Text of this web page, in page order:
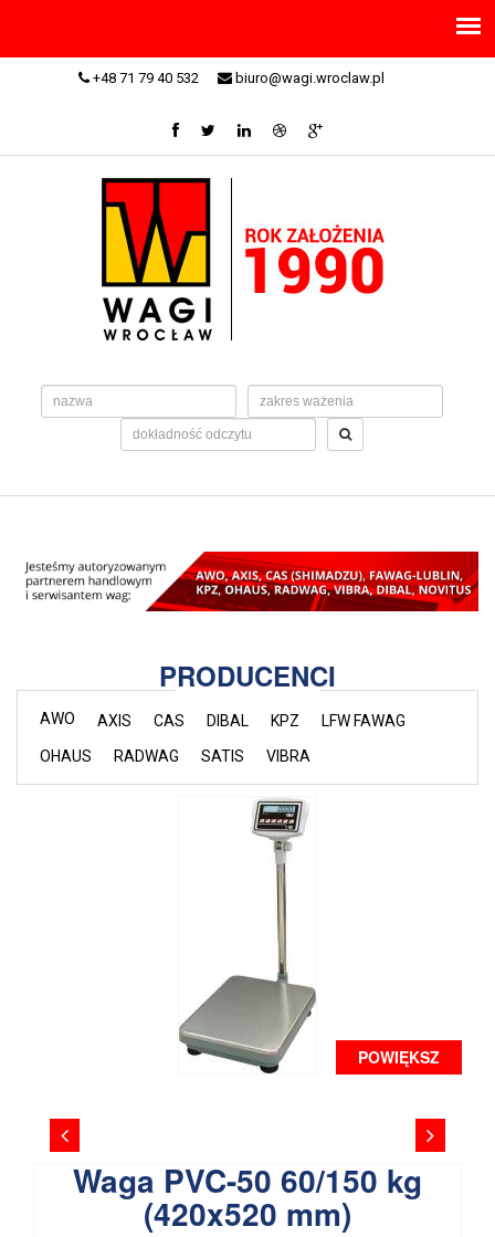
+48 71 79 40 532 biuro@wagi.wroclaw.pl
PRODUCENCI
AWO AXIS CAS DIBAL KPZ
LFW FAWAG
OHAUS
RADWAG SATIS VIBRA
POWIĘKSZ
Waga PVC-50 60/150 kg
(420x520 mm)